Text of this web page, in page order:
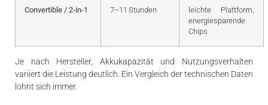
Convertible / 2‑in‑1 7–11 Stunden
leichte Plattform,
energiesparende
Chips
Je nach Hersteller, Akkukapazität und Nutzungsverhalten
variiert die Leistung deutlich. Ein Vergleich der technischen Daten
lohnt sich immer.